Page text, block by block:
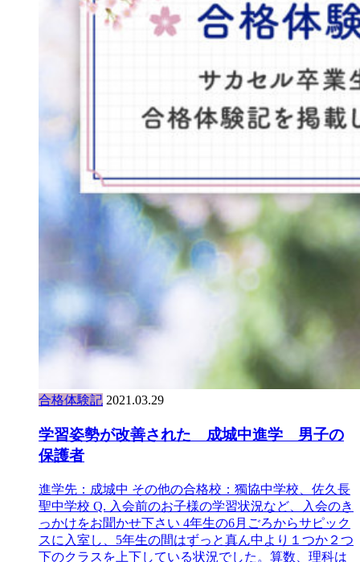
合格体験記 2021.03.29
学習姿勢が改善された 成城中進学 男子の
保護者
進学先：成城中 その他の合格校：獨協中学校、佐久長
聖中学校 Q. 入会前のお子様の学習状況など、入会のき
っかけをお聞かせ下さい 4年生の6月ごろからサピック
スに入室し、5年生の間はずっと真ん中より１つか２つ
下のクラスを上下している状況でした。算数、理科は